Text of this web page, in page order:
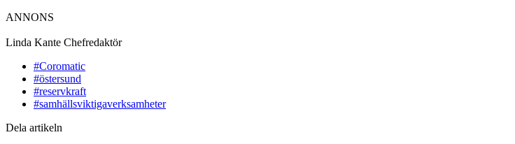
ANNONS
Linda Kante Chefredaktör
#Coromatic
#östersund
#reservkraft
#samhällsviktigaverksamheter
Dela artikeln